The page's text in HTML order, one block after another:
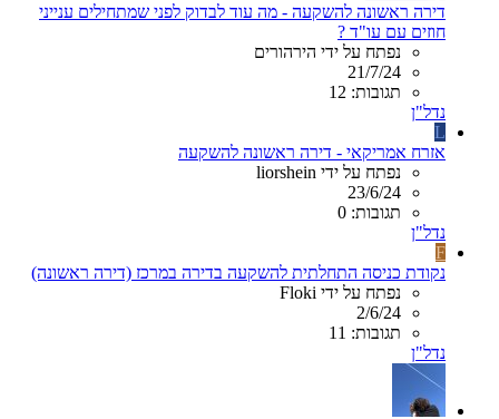
דירה ראשונה להשקעה - מה עוד לבדוק לפני שמתחילים ענייני
חוזים עם עו"ד ?
נפתח על ידי הירהורים
21/7/24
תגובות: 12
נדל"ן
L
אזרח אמריקאי - דירה ראשונה להשקעה
נפתח על ידי liorshein
23/6/24
תגובות: 0
נדל"ן
F
נקודת כניסה התחלתית להשקעה בדירה במרכז (דירה ראשונה)
נפתח על ידי Floki
2/6/24
תגובות: 11
נדל"ן